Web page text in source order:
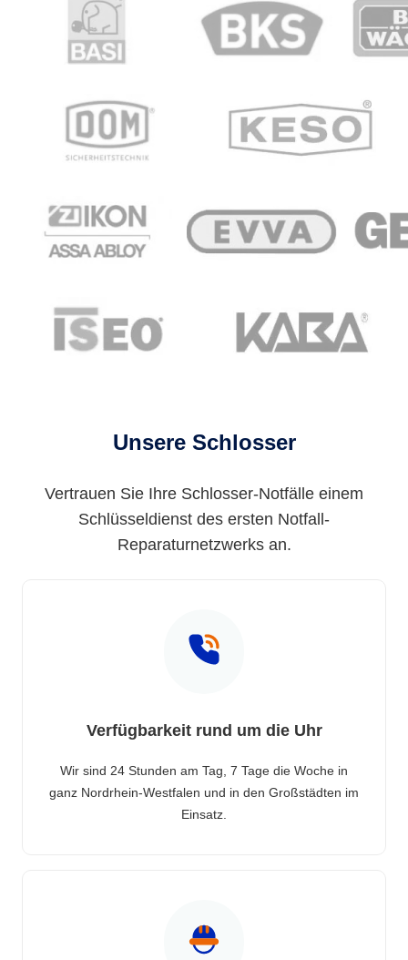
Unsere Schlosser
Vertrauen Sie Ihre Schlosser-Notfälle einem
Schlüsseldienst des ersten Notfall-
Reparaturnetzwerks an.
Verfügbarkeit rund um die Uhr
Wir sind 24 Stunden am Tag, 7 Tage die Woche in
ganz Nordrhein-Westfalen und in den Großstädten im
Einsatz.